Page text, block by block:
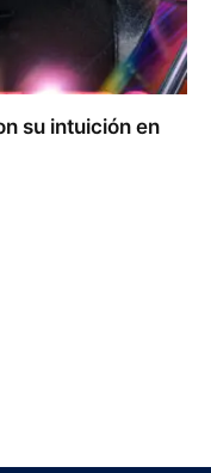
su intuición en